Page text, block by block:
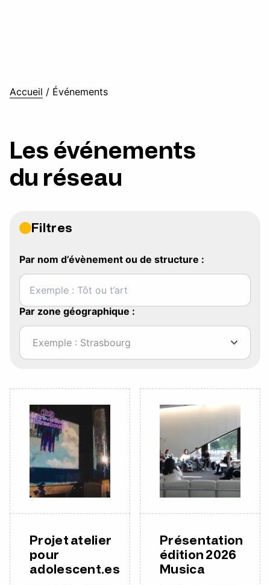
Accueil / Événements
Les événements
du réseau
Filtres
Par nom d’évènement ou de structure :
Par zone géographique :
Exemple : Strasbourg
Projet atelier
pour
adolescent.es
Présentation
édition 2026
Musica